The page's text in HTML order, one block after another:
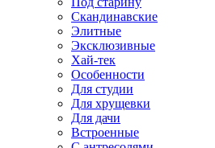
Скандинавские
Элитные
Эксклюзивные
Хай-тек
Особенности
Для студии
Для хрущевки
Для дачи
Встроенные